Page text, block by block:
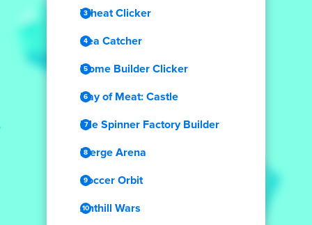
Wheat Clicker
Sea Catcher
Home Builder Clicker
Day of Meat: Castle
Idle Spinner Factory Builder
Merge Arena
Soccer Orbit
Anthill Wars